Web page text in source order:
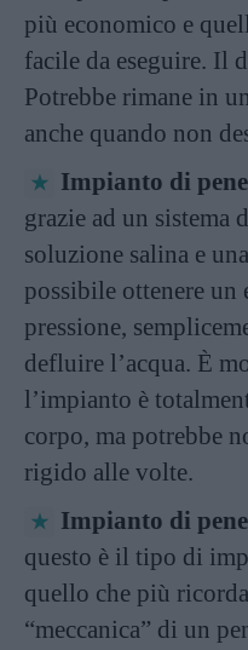
più economico e
facile da eseguire. Il
Potrebbe rimane in
anche quando non
Impianto di
grazie ad un
soluzione salina e
possibile ottenere un
pressione,
defluire l’acqua. È
l’impianto è
corpo, ma potrebbe
rigido alle volte.
Impianto di
questo è il tipo di
quello che più
“meccanica” di un